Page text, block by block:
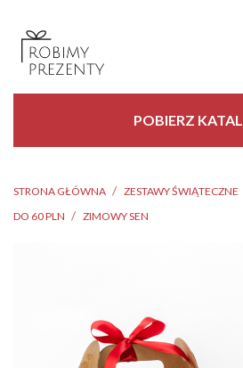
POBIERZ
STRONA GŁÓWNA ZESTAWY ŚWIĄTECZNE
DO 60 PLN
ZIMOWY SEN